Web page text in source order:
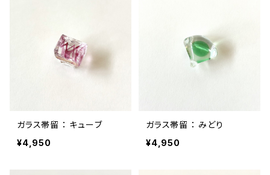
ガラス帯留 ： キューブ
¥4,950
ガラス帯留 ： みどり
¥4,950